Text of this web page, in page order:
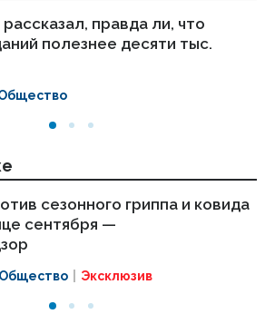
правда ли, что
полезнее десяти тыс.
сезонного гриппа и ковида
сентября —
Общество Эксклюзив